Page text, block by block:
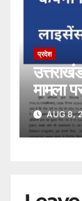
प्रदेश
मामला
टेंडरों
AUG 8,